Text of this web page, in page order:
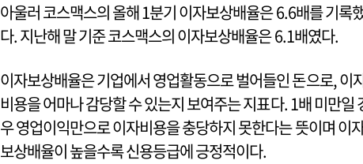
아울러 코스맥스의 올해 1분기 이자보상배율은 6.6배를 기록
다. 지난해 말 기준 코스맥스의 이자보상배율은 6.1배였다.
이자보상배율은 기업에서 영업활동으로 벌어들인 돈으로, 이
비용을 어마나 감당할 수 있는지 보여주는 지표다. 1배 미만일
우 영업이익만으로 이자비용을 충당하지 못한다는 뜻이며 이
보상배율이 높을수록 신용등급에 긍정적이다.